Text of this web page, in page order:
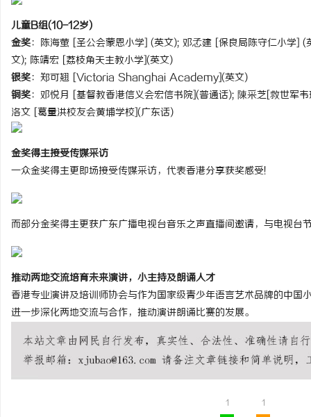
儿童B组(10-12岁)
金奖：陈海萤 [圣公会蒙恩小学] (英文); 邓孞建 [保良局陈守仁小学]
文); 陈靖宏 [荔枝角天主教小学](英文)
银奖：郑可翘 [Victoria Shanghai Academy](英文)
铜奖：邓悦月 [基督教香港信义会宏信书院](普通话); 陳采芝[救世军
洛文 [葛量洪校友会黄埔学校](广东话)
金奖得主接受传媒采访
一众金奖得主更即场接受传媒采访，代表香港分享获奖感受!
而部分金奖得主更获广东广播电视台音乐之声直播间邀请，与电视台
推动两地交流培育未来演讲，小主持及朗诵人才
香港专业演讲及培训师协会与作为国家级青少年语言艺术品牌的中
进一步深化两地交流与合作，推动演讲朗诵比赛的发展。
1 1